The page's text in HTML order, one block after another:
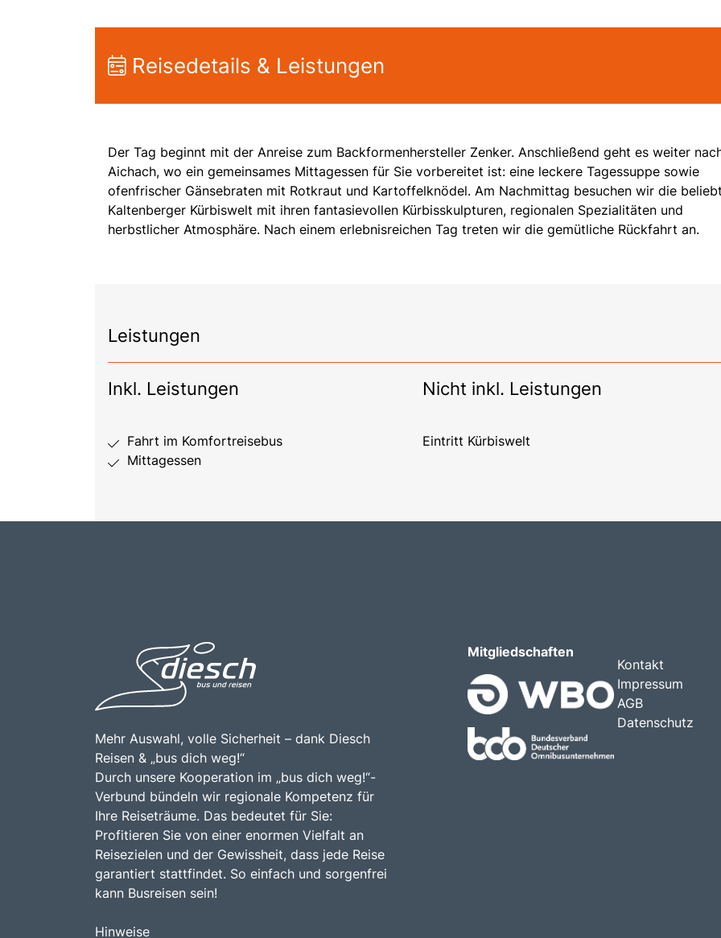
Reisedetails & Leistungen
Der Tag beginnt mit der Anreise zum Backformenhersteller Zenker. Anschließend geht es weiter
Aichach, wo ein gemeinsames Mittagessen für Sie vorbereitet ist: eine leckere Tagessuppe sowie
ofenfrischer Gänsebraten mit Rotkraut und Kartoffelknödel. Am Nachmittag besuchen wir die
Kaltenberger Kürbiswelt mit ihren fantasievollen Kürbisskulpturen, regionalen Spezialitäten und
herbstlicher Atmosphäre. Nach einem erlebnisreichen Tag treten wir die gemütliche Rückfahrt an.
Leistungen
Inkl. Leistungen
Fahrt im Komfortreisebus
Mittagessen
Nicht inkl. Leistungen
Eintritt Kürbiswelt
Mehr Auswahl, volle Sicherheit – dank Diesch
Reisen & „bus dich weg!“
Durch unsere Kooperation im „bus dich weg!“-
Verbund bündeln wir regionale Kompetenz für
Ihre Reiseträume. Das bedeutet für Sie:
Profitieren Sie von einer enormen Vielfalt an
Reisezielen und der Gewissheit, dass jede Reise
garantiert stattfindet. So einfach und sorgenfrei
kann Busreisen sein!
Hinweise
Mitgliedschaften
Kontakt
Impressum
AGB
Datenschutz